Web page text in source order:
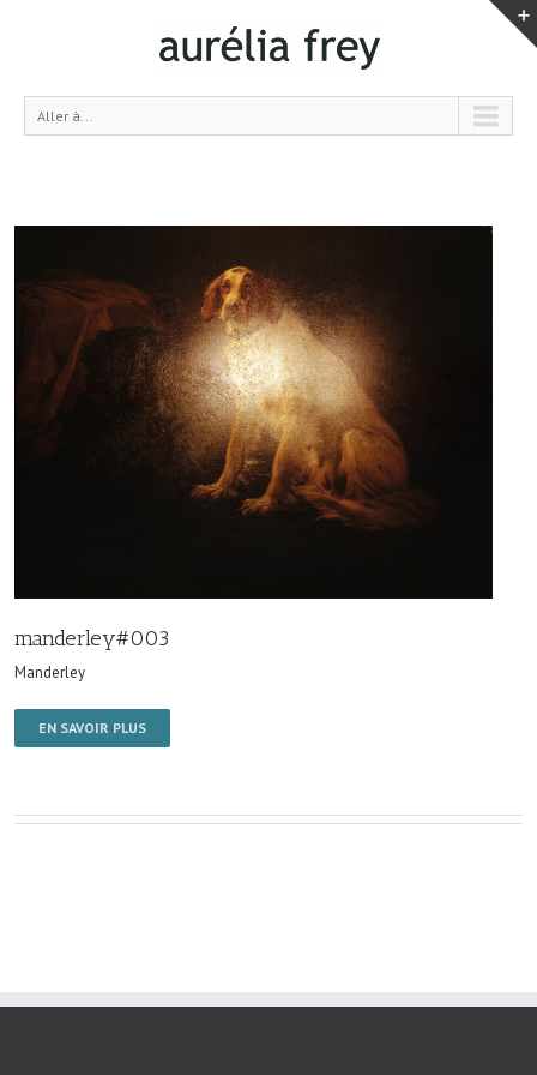
Aller à...
manderley#003
Manderley
EN SAVOIR PLUS